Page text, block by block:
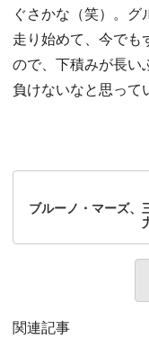
ぐさかな（笑）。
走り始めて、今でも
ので、下積みが長い
負けないなと思って
ブルーノ・マーズ
関連記事